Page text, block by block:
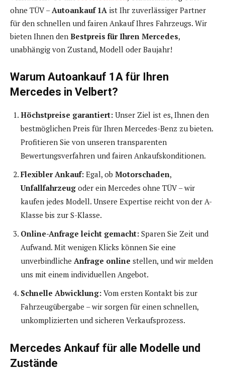
ohne TÜV –Autoankauf 1A ist Ihr zuverlässiger Partner
für den schnellen und fairen Ankauf Ihres Fahrzeugs. Wir
bieten Ihnen den Bestpreis für Ihren Mercedes,
unabhängig von Zustand, Modell oder Baujahr!
Warum Autoankauf 1A für Ihren
Mercedes in Velbert?
Höchstpreise garantiert: Unser Ziel ist es, Ihnen den
bestmöglichen Preis für Ihren Mercedes-Benz zu bieten.
Profitieren Sie von unseren transparenten
Bewertungsverfahren und fairen Ankaufskonditionen.
Flexibler Ankauf: Egal, ob Motorschaden,
Unfallfahrzeug oder ein Mercedes ohne TÜV – wir
kaufen jedes Modell. Unsere Expertise reicht von der A-
Klasse bis zur S-Klasse.
Online-Anfrage leicht gemacht: Sparen Sie Zeit und
Aufwand. Mit wenigen Klicks können Sie eine
unverbindliche Anfrage online stellen, und wir melden
uns mit einem individuellen Angebot.
Schnelle Abwicklung: Vom ersten Kontakt bis zur
Fahrzeugübergabe – wir sorgen für einen schnellen,
unkomplizierten und sicheren Verkaufsprozess.
Mercedes Ankauf für alle Modelle und
Zustände